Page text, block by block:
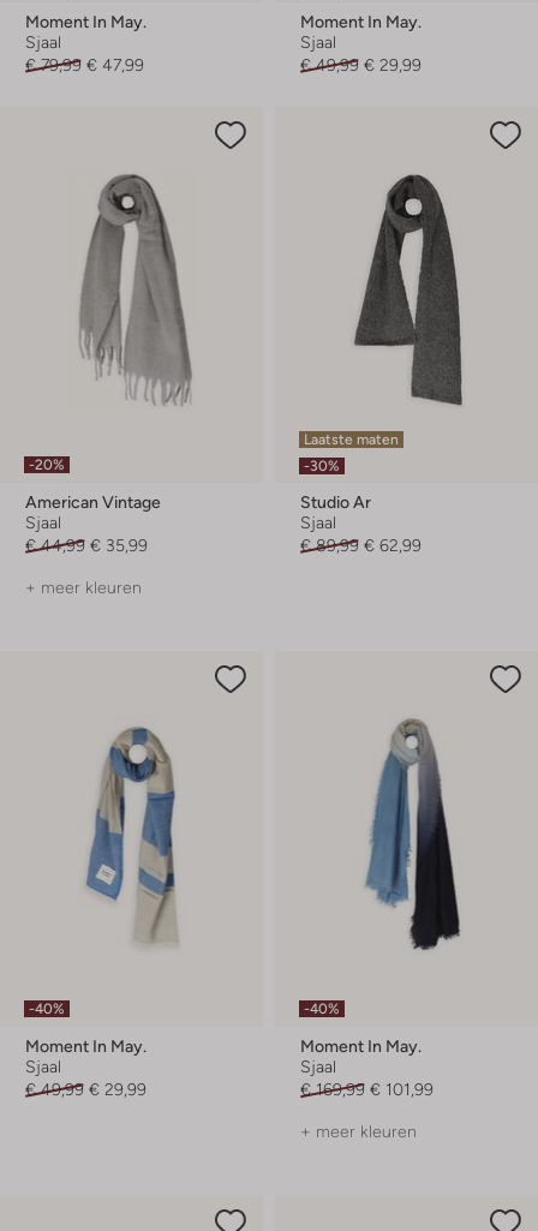
Moment In May.
Sjaal
€ 79,99 € 47,99
Moment In May.
Sjaal
€ 49,99 € 29,99
-20%
American Vintage
Sjaal
€ 44,99 € 35,99
+ meer kleuren
Laatste maten
-30%
Studio Ar
Sjaal
€ 89,99 € 62,99
-40%
Moment In May.
Sjaal
€ 49,99 € 29,99
-40%
Moment In May.
Sjaal
€ 169,99 € 101,99
+ meer kleuren